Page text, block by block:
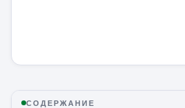
СОДЕРЖАНИЕ